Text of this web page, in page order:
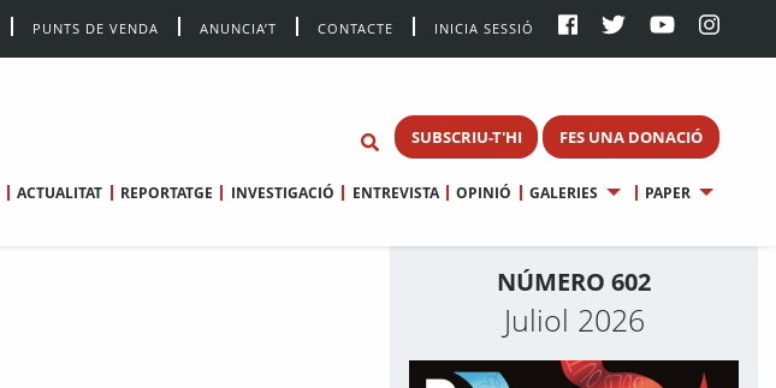
PUNTS DE VENDA ANUNCIA’T CONTACTE INICIA SESSIÓ
SUBSCRIU-T'HI FES UNA DONACIÓ
ACTUALITAT REPORTATGE INVESTIGACIÓ ENTREVISTA OPINIÓ GALERIES PAPER
NÚMERO 602
Juliol 2026